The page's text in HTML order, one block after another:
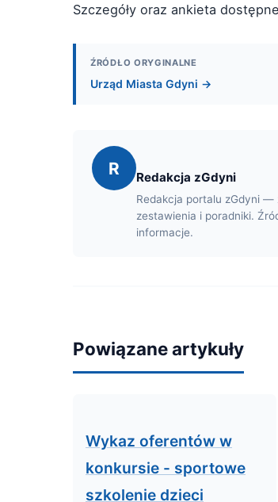
Szczegóły oraz ankieta
ŹRÓDŁO ORYGINALNE
Urząd Miasta Gdyni →
R Redakcja zGdyni
Redakcja portalu zGdyni —
zestawienia i poradniki.
informacje.
Powiązane artykuły
Wykaz oferentów w
konkursie - sportowe
szkolenie dzieci